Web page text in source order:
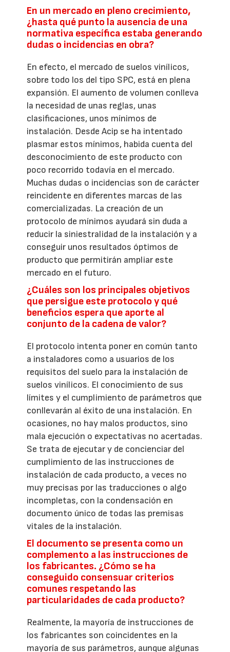
En un mercado en pleno crecimiento,
¿hasta qué punto la ausencia de una
normativa específica estaba generando
dudas o incidencias en obra?
En efecto, el mercado de suelos vinílicos,
sobre todo los del tipo SPC, está en plena
expansión. El aumento de volumen conlleva
la necesidad de unas reglas, unas
clasificaciones, unos mínimos de
instalación. Desde Acip se ha intentado
plasmar estos mínimos, habida cuenta del
desconocimiento de este producto con
poco recorrido todavía en el mercado.
Muchas dudas o incidencias son de carácter
reincidente en diferentes marcas de las
comercializadas. La creación de un
protocolo de mínimos ayudará sin duda a
reducir la siniestralidad de la instalación y a
conseguir unos resultados óptimos de
producto que permitirán ampliar este
mercado en el futuro.
¿Cuáles son los principales objetivos
que persigue este protocolo y qué
beneficios espera que aporte al
conjunto de la cadena de valor?
El protocolo intenta poner en común tanto
a instaladores como a usuarios de los
requisitos del suelo para la instalación de
suelos vinílicos. El conocimiento de sus
límites y el cumplimiento de parámetros que
conllevarán al éxito de una instalación. En
ocasiones, no hay malos productos, sino
mala ejecución o expectativas no acertadas.
Se trata de ejecutar y de concienciar del
cumplimiento de las instrucciones de
instalación de cada producto, a veces no
muy precisas por las traducciones o algo
incompletas, con la condensación en
documento único de todas las premisas
vitales de la instalación.
El documento se presenta como un
complemento a las instrucciones de
los fabricantes. ¿Cómo se ha
conseguido consensuar criterios
comunes respetando las
particularidades de cada producto?
Realmente, la mayoría de instrucciones de
los fabricantes son coincidentes en la
mayoría de sus parámetros, aunque algunas